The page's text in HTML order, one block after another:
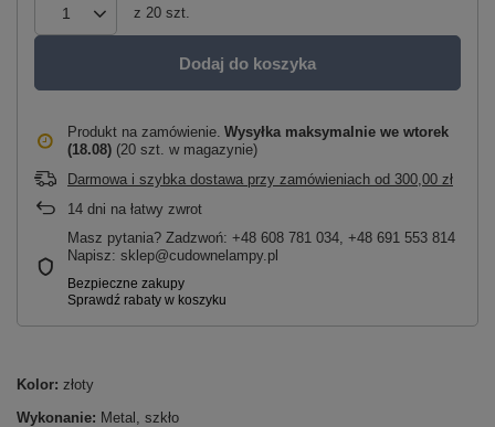
z 20 szt.
Dodaj do koszyka
Produkt na zamówienie Wysyłka maksymalnie we wtorek
(18.08) (20 szt. w magazynie)
Darmowa i szybka dostawa przy zamówieniach od 300,00 zł
14 dni na łatwy zwrot
Masz pytania? Zadzwoń: +48 608 781 034, +48 691 553 814
Napisz: sklep@cudownelampy.pl
Kolor: złoty
Wykonanie: Metal, szkło